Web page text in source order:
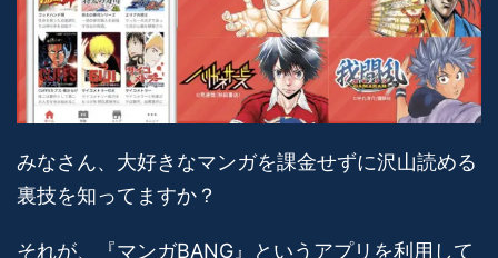
みなさん、大好きなマンガを課金せずに沢山読める
裏技を知ってますか？
それが、『マンガBANG』というアプリを利用して